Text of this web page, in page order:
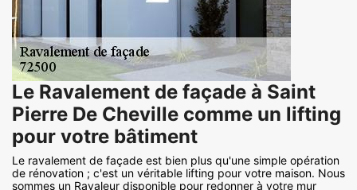
Le Ravalement de façade à Saint
Pierre De Cheville comme un lifting
pour votre bâtiment
Le ravalement de façade est bien plus qu'une simple opération
de rénovation ; c'est un véritable lifting pour votre maison. Nous
sommes un Ravaleur disponible pour redonner à votre mur